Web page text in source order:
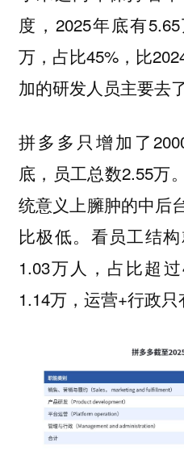
度 ，2025年底有
万，占比45%，比
加的研发人员主要去
拼多多只增加了
底，员工总数2.55万
统意义上臃肿的中后
比极低。看员工结
1.03万人，占比超
1.14万，运营+行政只